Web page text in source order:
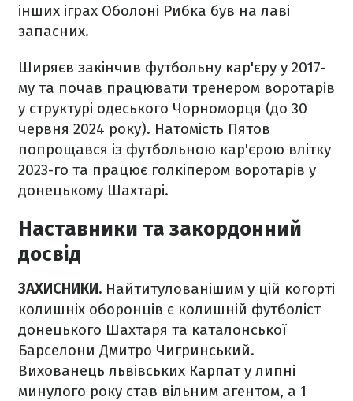
інших іграх Оболоні Рибка був на лаві
запасних.
Ширяєв закінчив футбольну кар'єру у 2017-
му та почав працювати тренером воротарів
у структурі одеського Чорноморця (до 30
червня 2024 року). Натомість Пятов
попрощався із футбольною кар'єрою влітку
2023-го та працює голкіпером воротарів у
донецькому Шахтарі.
Наставники та закордонний
досвід
ЗАХИСНИКИ. Найтитулованішим у цій когорті
колишніх оборонців є колишній футболіст
донецького Шахтаря та каталонської
Барселони Дмитро Чигринський.
Вихованець львівських Карпат у липні
минулого року став вільним агентом, а 1